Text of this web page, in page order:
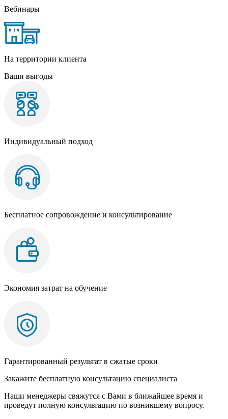
Вебинары
На территории клиента
Ваши выгоды
Индивидуальный подход
Бесплатное сопровождение и консультирование
Экономия затрат на обучение
Гарантированный результат в сжатые сроки
Закажите бесплатную консультацию специалиста
Наши менеджеры свяжутся с Вами в ближайшее время и
проведут полную консультацию по возникшему вопросу.